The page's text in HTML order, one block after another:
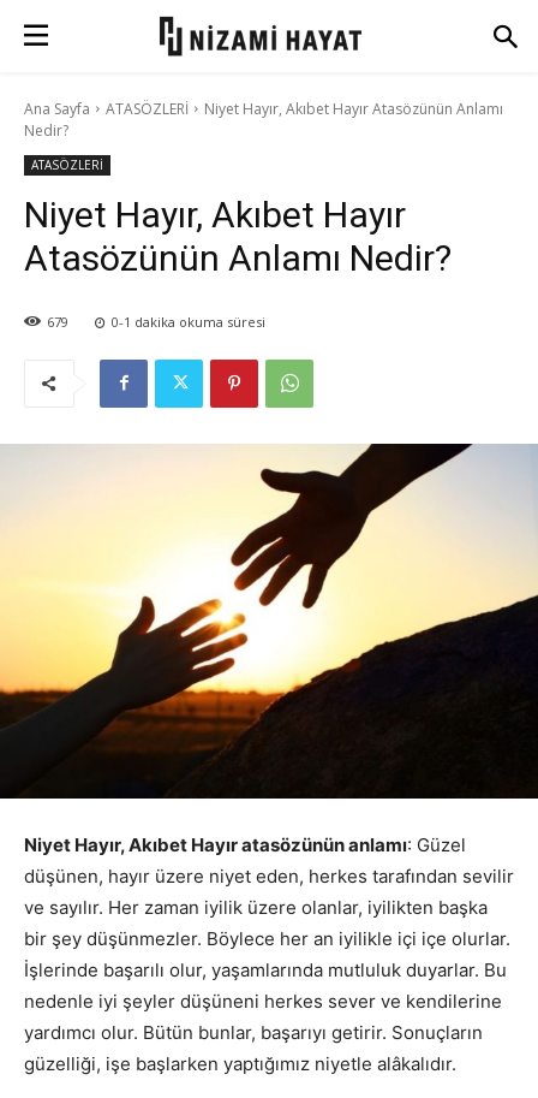
Ana Sayfa ATASÖZLERİ
Niyet Hayır, Akıbet Hayır Atasözünün Anlamı
Nedir?
ATASÖZLERİ
Niyet Hayır, Akıbet Hayır
Atasözünün Anlamı Nedir?
679 0-1 dakika okuma süresi
Niyet Hayır, Akıbet Hayır atasözünün anlamı: Güzel
düşünen, hayır üzere niyet eden, herkes tarafından sevilir
ve sayılır. Her zaman iyilik üzere olanlar, iyilikten başka
bir şey düşünmezler. Böylece her an iyilikle içi içe olurlar.
İşlerinde başarılı olur, yaşamlarında mutluluk duyarlar. Bu
nedenle iyi şeyler düşüneni herkes sever ve kendilerine
yardımcı olur. Bütün bunlar, başarıyı getirir. Sonuçların
güzelliği, işe başlarken yaptığımız niyetle alâkalıdır.